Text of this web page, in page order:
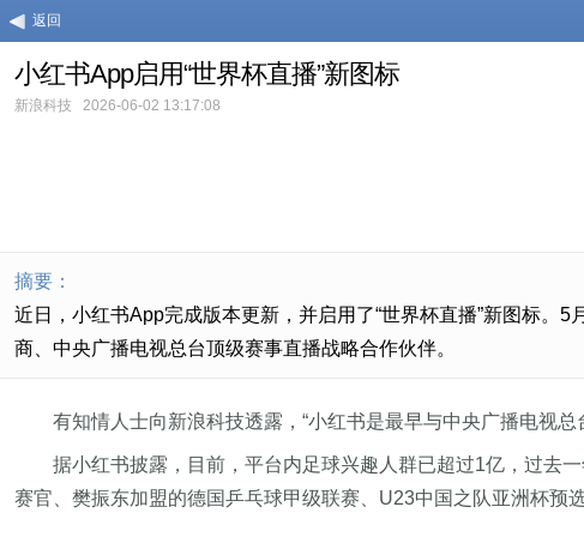
返回
小红书App启用“世界杯直播”新图标
新浪科技 2026-06-02 13:17:08
摘要：
近日，小红书App完成版本更新，并启用了“世界杯直播”新图标。
商、中央广播电视总台顶级赛事直播战略合作伙伴。
有知情人士向新浪科技透露，“小红书是最早与中央广播电视
据小红书披露，目前，平台内足球兴趣人群已超过1亿，过去
赛官、樊振东加盟的德国乒乓球甲级联赛、U23中国之队亚洲杯预